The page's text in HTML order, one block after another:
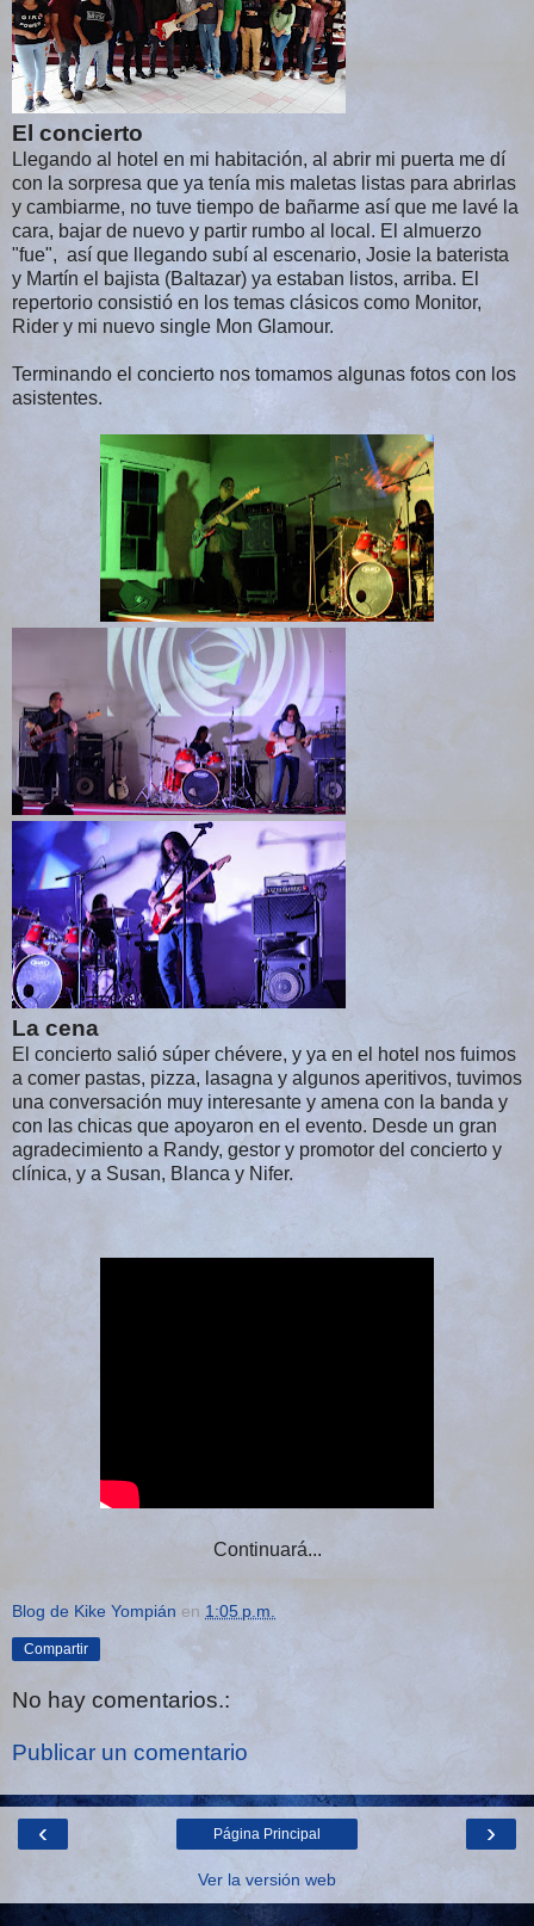
El concierto
Llegando al hotel en mi habitación, al abrir mi puerta me dí
con la sorpresa que ya tenía mis maletas listas para abrirlas
y cambiarme, no tuve tiempo de bañarme así que me lavé la
cara, bajar de nuevo y partir rumbo al local. El almuerzo
"fue", así que llegando subí al escenario, Josie la baterista
y Martín el bajista (Baltazar) ya estaban listos, arriba. El
repertorio consistió en los temas clásicos como Monitor,
Rider y mi nuevo single Mon Glamour.
Terminando el concierto nos tomamos algunas fotos con los
asistentes.
La cena
El concierto salió súper chévere, y ya en el hotel nos fuimos
a comer pastas, pizza, lasagna y algunos aperitivos, tuvimos
una conversación muy interesante y amena con la banda y
con las chicas que apoyaron en el evento. Desde un gran
agradecimiento a Randy, gestor y promotor del concierto y
clínica, y a Susan, Blanca y Nifer.
Continuará...
Blog de Kike Yompián en 1:05 p.m.
Compartir
No hay comentarios.:
Publicar un comentario
‹ ›
Página Principal
Ver la versión web